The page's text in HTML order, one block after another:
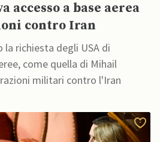
accesso a base aerea
contro Iran
la richiesta degli USA di
come quella di Mihail
militari contro l'Iran